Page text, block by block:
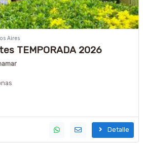
Aires
TEMPORADA 2026
Detalle